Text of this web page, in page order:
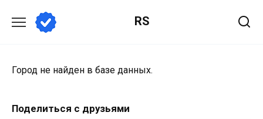
содержанию
RS
Город не найден в базе данных.
Поделиться с друзьями